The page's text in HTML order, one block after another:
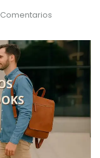
Comentarios